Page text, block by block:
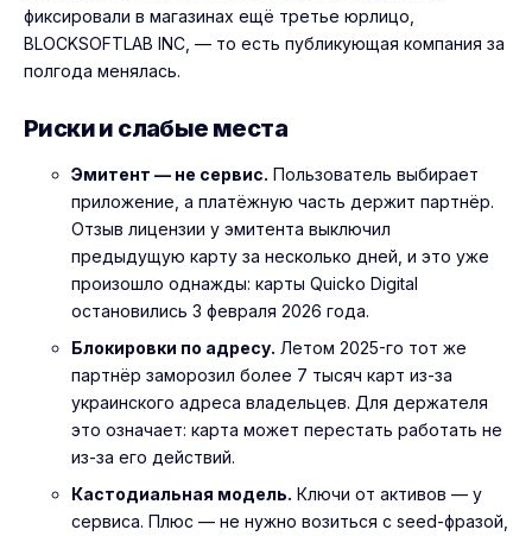
фиксировали в магазинах ещё третье юрлицо,
BLOCKSOFTLAB INC, — то есть публикующая компания за
полгода менялась.
Риски и слабые места
Эмитент — не сервис. Пользователь выбирает
приложение, а платёжную часть держит партнёр.
Отзыв лицензии у эмитента выключил
предыдущую карту за несколько дней, и это уже
произошло однажды: карты Quicko Digital
остановились 3 февраля 2026 года.
Блокировки по адресу. Летом 2025-го тот же
партнёр заморозил более 7 тысяч карт из-за
украинского адреса владельцев. Для держателя
это означает: карта может перестать работать не
из-за его действий.
Кастодиальная модель. Ключи от активов — у
сервиса. Плюс — не нужно возиться с seed-фразой,